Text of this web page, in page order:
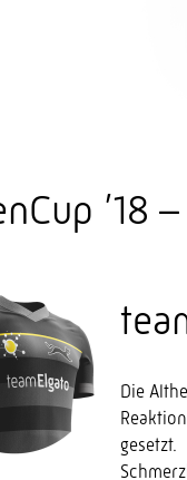
’18
Die
gesetzt.